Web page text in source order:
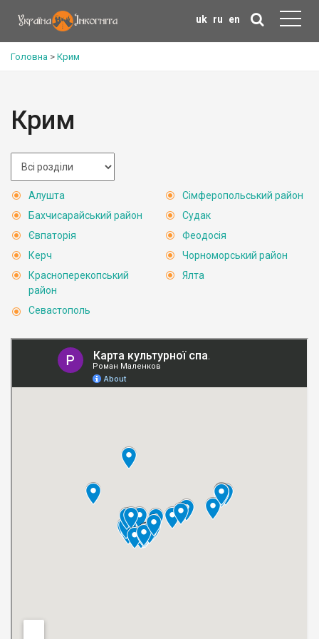
uk ru en
Головна > Крим
Крим
Алушта
Бахчисарайський район
Євпаторія
Керч
Красноперекопський
район
Севастополь
Сімферопольський район
Судак
Феодосія
Чорноморський район
Ялта